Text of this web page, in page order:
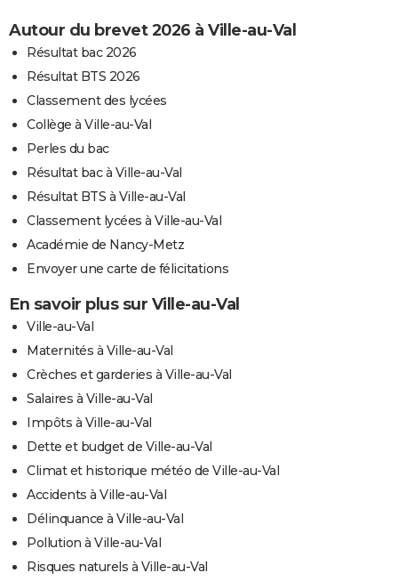
Autour du brevet 2026 à Ville-au-Val
Résultat bac 2026
Résultat BTS 2026
Classement des lycées
Collège à Ville-au-Val
Perles du bac
Résultat bac à Ville-au-Val
Résultat BTS à Ville-au-Val
Classement lycées à Ville-au-Val
Académie de Nancy-Metz
Envoyer une carte de félicitations
En savoir plus sur Ville-au-Val
Ville-au-Val
Maternités à Ville-au-Val
Crèches et garderies à Ville-au-Val
Salaires à Ville-au-Val
Impôts à Ville-au-Val
Dette et budget de Ville-au-Val
Climat et historique météo de Ville-au-Val
Accidents à Ville-au-Val
Délinquance à Ville-au-Val
Pollution à Ville-au-Val
Risques naturels à Ville-au-Val